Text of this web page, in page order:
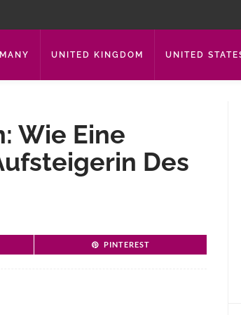
UNITED KINGDOM UNITED
Wie Eine
Des
PINTEREST